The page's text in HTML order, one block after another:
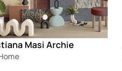
Masi Archie